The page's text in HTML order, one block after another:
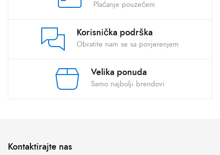
Plaćanje pouzećem
Korisnička podrška
Obratite nam se sa povjerenjem
Velika ponuda
Samo najbolji brendovi
Kontaktirajte nas